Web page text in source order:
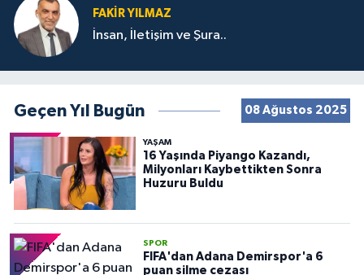
FAKIR YILMAZ
İnsan, İletişim ve Şura..
Geçen Yıl Bugün 08 Ağustos 2025
YAŞAM
16 Yaşında Piyango Kazandı,
Milyonları Kaybettikten Sonra
Huzuru Buldu
SPOR
FIFA'dan Adana Demirspor'a 6
puan silme cezası